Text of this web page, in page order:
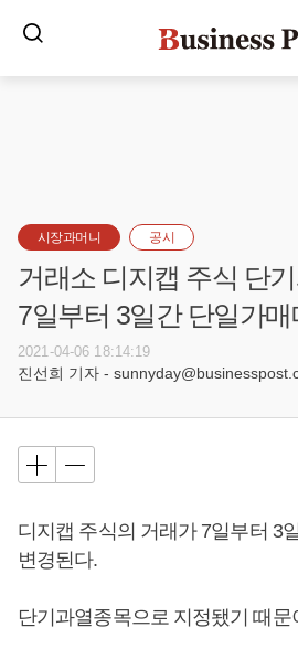
시장과머니 공시
거래소 디지캡 주식 단
7일부터 3일간 단일가매
2021-04-06 18:14:19
진선희 기자 -
디지캡 주식의 거래가 7일부터 3
변경된다.
단기과열종목으로 지정됐기 때문